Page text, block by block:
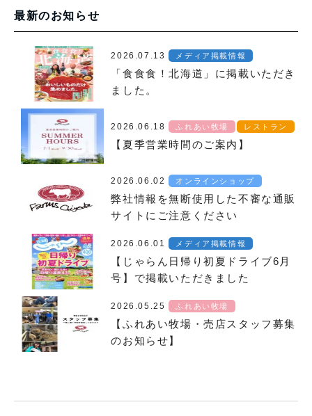
最新のお知らせ
2026.07.13 メディア掲載情報
「食食食！北海道」に掲載いただき
ました。
2026.06.18 ふれあい牧場 レストラン
【夏季営業時間のご案内】
2026.06.02 オンラインショップ
弊社情報を無断使用した不審な通販
サイトにご注意ください
2026.06.01 メディア掲載情報
【じゃらん日帰り初夏ドライブ6月
号】で掲載いただきました
2026.05.25 ふれあい牧場
【ふれあい牧場・売店スタッフ募集
のお知らせ】